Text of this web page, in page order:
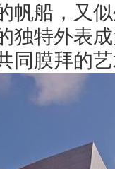
帆船，又
独特外表
同膜拜的